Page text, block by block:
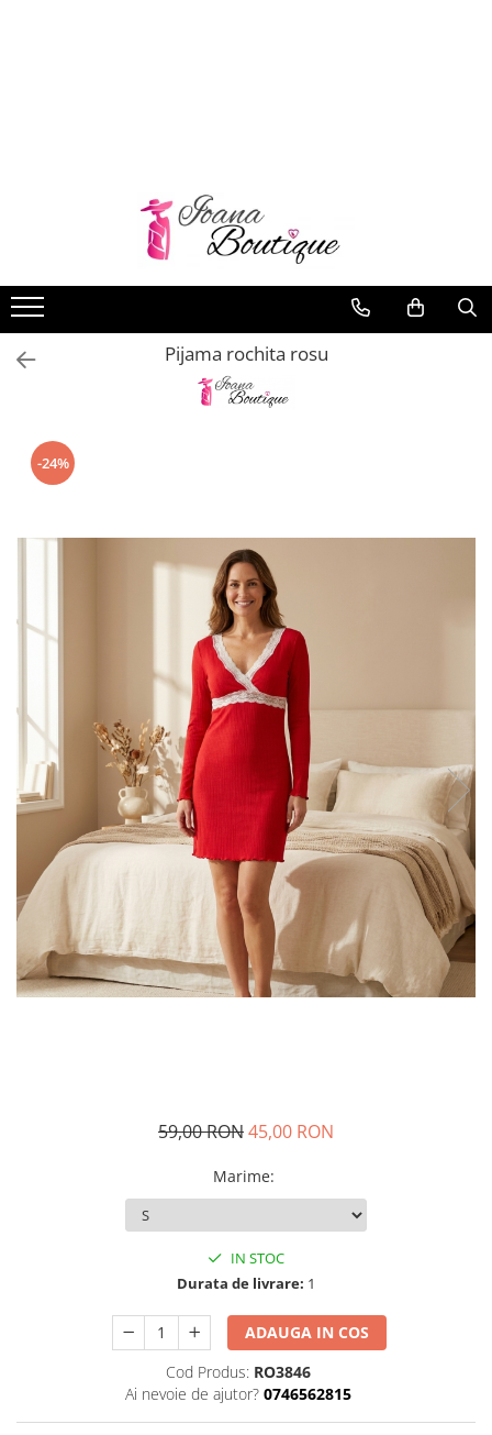
Chiloti clasici
Chiloti tanga
Compleuri & body-uri
Maiouri dama
Pijama rochita rosu
-24%
59,00 RON45,00 RON
Marime:
IN STOC
Durata de livrare: 1
ADAUGA IN COS
Cod Produs: RO3846
Ai nevoie de ajutor? 0746562815